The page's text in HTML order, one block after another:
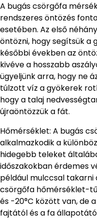
A bugás csörgőfa
rendszeres öntözés
esetében. Az első
öntözni, hogy segítsük a
későbbi években az
kivéve a hosszabb
ügyeljünk arra, hogy ne
túlzott víz a gyökerek
hogy a talaj
újraöntözzük a fát.
Hőmérséklet: A bugás
alkalmazkodik a
hidegebb teleket
időszakokban érdemes
például mulccsal takarni
csörgőfa hőmérséklet-
és -20°C között van, de
fajtától és a fa